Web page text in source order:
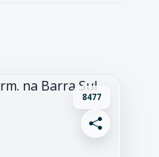
8477